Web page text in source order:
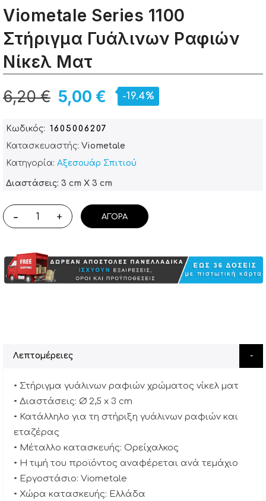
Viometale Series 1100
Στήριγμα Γυάλινων Ραφιών
Νίκελ Ματ
5,00 €
6,20 € -19.4%
Κωδικός
1605006207
Κατασκευαστής: Viometale
Κατηγορία: Αξεσουάρ Σπιτιού
Διαστάσεις: 3 cm X 3 cm
- + ΑΓΟΡΆ
Λεπτομέρειες
• Στήριγμα γυάλινων ραφιών χρώματος νίκελ ματ
• Διαστάσεις: Ø 2,5 x 3 cm
• Κατάλληλο για τη στήριξη γυάλινων ραφιών και
εταζέρας
• Μέταλλο κατασκευής: Ορείχαλκος
• Η τιμή του προϊόντος αναφέρεται ανά τεμάχιο
• Εργοστάσιο: Viometale
• Χώρα κατασκευής: Ελλάδα